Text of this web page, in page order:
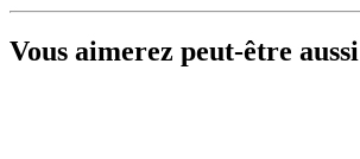
Vous aimerez peut-être aussi